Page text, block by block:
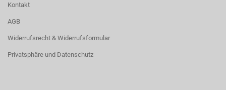
Kontakt
AGB
Widerrufsrecht & Widerrufsformular
Privatsphäre und Datenschutz